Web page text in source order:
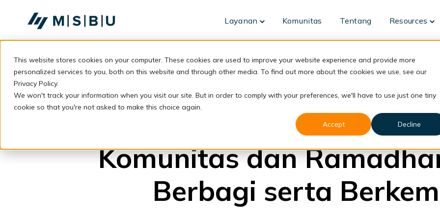
This website stores cookies on your computer. These cookies are used to improve your website experience and provide more
personalized services to you, both on this website and through other media. To find out more about the cookies we use, see our
Privacy Policy.
We won't track your information when you visit our site. But in order to comply with your preferences, we'll have to use just one tiny
cookie so that you're not asked to make this choice again.
Accept
Decline
Layanan
Toggle Komunitas Tentang Resources
FRC
Komunitas dan
Berbagi serta